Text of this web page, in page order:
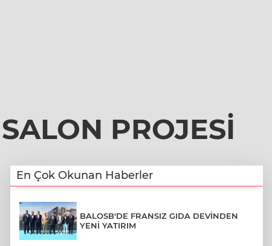
PROJESİ
En Çok Okunan Haberler
BALOSB'DE FRANSIZ GIDA DEVİNDEN
YENİ YATIRIM